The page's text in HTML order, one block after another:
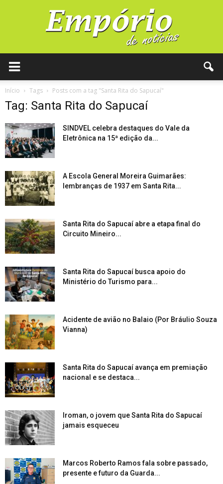
Início Tags Posts com a tag "Santa Rita do Sapucaí"
Tag: Santa Rita do Sapucaí
SINDVEL celebra destaques do Vale da
Eletrônica na 15ª edição da...
A Escola General Moreira Guimarães:
lembranças de 1937 em Santa Rita...
Santa Rita do Sapucaí abre a etapa final do
Circuito Mineiro...
Santa Rita do Sapucaí busca apoio do
Ministério do Turismo para...
Acidente de avião no Balaio (Por Bráulio Souza
Vianna)
Santa Rita do Sapucaí avança em premiação
nacional e se destaca...
Iroman, o jovem que Santa Rita do Sapucaí
jamais esqueceu
Marcos Roberto Ramos fala sobre passado,
presente e futuro da Guarda...